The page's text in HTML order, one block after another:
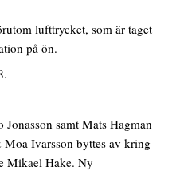
lufttrycket, som är taget
på ön.
samt Mats Hagman
Moa Ivarsson byttes av kring
Mikael Hake. Ny